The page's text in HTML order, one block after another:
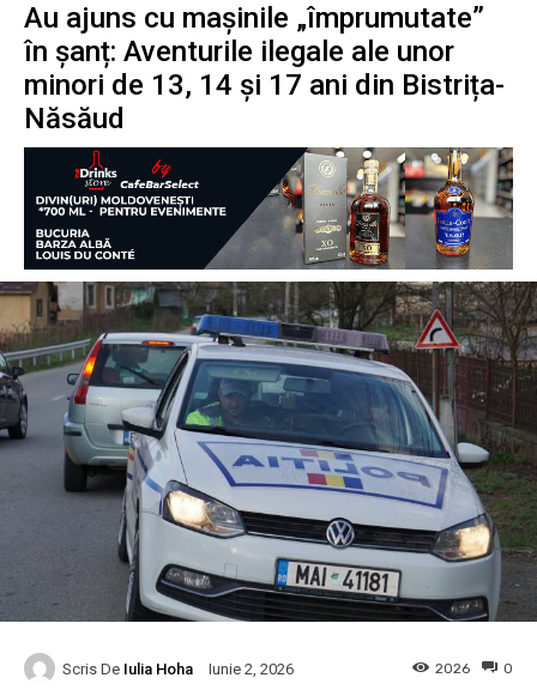
Au ajuns cu mașinile „împrumutate”
în șanț: Aventurile ilegale ale unor
minori de 13, 14 și 17 ani din Bistrița-
Năsăud
Scris De Iulia Hoha Iunie 2, 2026 0
2026